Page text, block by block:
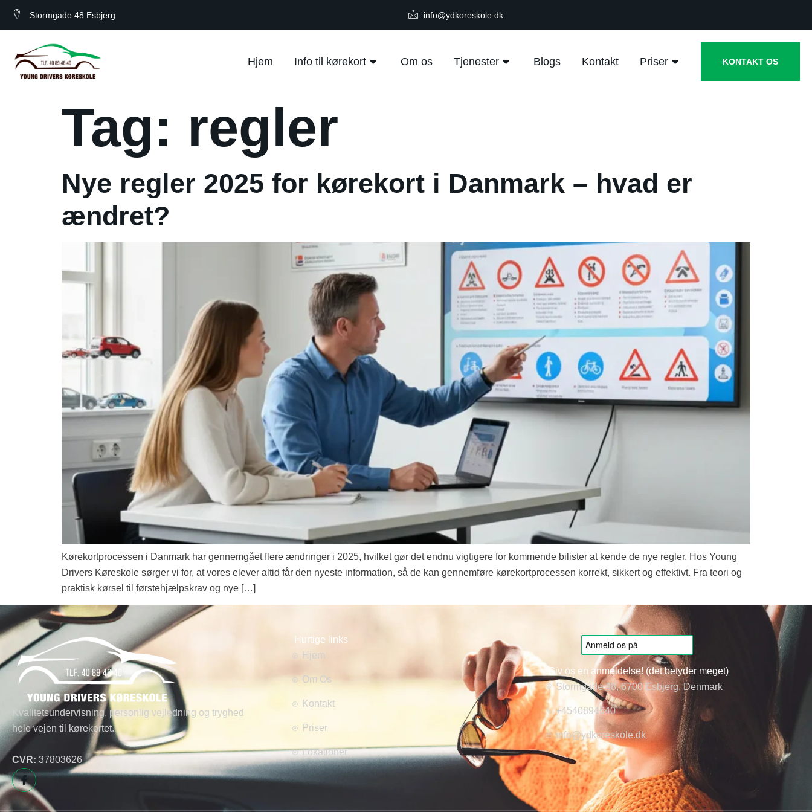
Stormgade 48 Esbjerg info@ydkoreskole.dk
Hjem Info til kørekort Om os Tjenester Blogs Kontakt Priser KONTAKT OS
Tag: regler
Nye regler 2025 for kørekort i Danmark – hvad er
ændret?
Kørekortprocessen i Danmark har gennemgået flere ændringer i 2025, hvilket gør det endnu vigtigere for kommende bilister at kende de nye regler. Hos Young
Drivers Køreskole sørger vi for, at vores elever altid får den nyeste information, så de kan gennemføre kørekortprocessen korrekt, sikkert og effektivt. Fra teori og
praktisk kørsel til førstehjælpskrav og nye […]
Kvalitetsundervisning, personlig vejledning og tryghed
hele vejen til kørekortet.
CVR: 37803626
Hurtige links
Hjem
Om Os
Kontakt
Priser
Lokationer
Giv os en anmeldelse! (det betyder meget)
Stormgade 48, 6700 Esbjerg, Denmark
+4540894640
info@ydkoreskole.dk